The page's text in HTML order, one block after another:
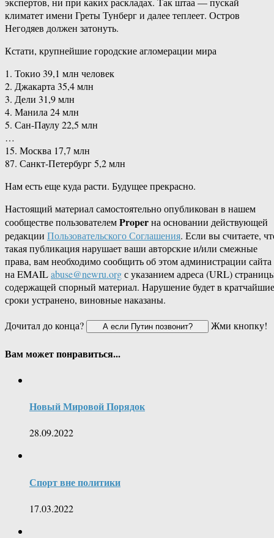
климатет имени Греты Тунберг и далее теплеет. Остров
Негодяев должен затонуть.
Кстати, крупнейшие городские агломерации мира
1. Токио 39,1 млн человек
2. Джакарта 35,4 млн
3. Дели 31,9 млн
4. Манила 24 млн
5. Сан-Паулу 22,5 млн
…
15. Москва 17,7 млн
87. Санкт-Петербург 5,2 млн
Нам есть еще куда расти. Будущее прекрасно.
Настоящий материал самостоятельно опубликован в нашем
сообществе пользователемProperна основании действующей
редакции Пользовательского Соглашения. Если вы считаете,
такая публикация нарушает ваши авторские и/или смежные
права, вам необходимо сообщить об этом администрации сайта
на EMAILabuse@newru.orgс указанием адреса (URL)
содержащей спорный материал. Нарушение будет в кратчайшие
сроки устранено, виновные наказаны.
Дочитал до конца?
Жми кнопку!
Вам может понравиться...
Новый Мировой Порядок
28.09.2022
Спорт вне политики
17.03.2022